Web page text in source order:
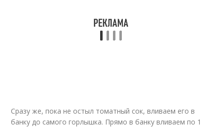
Сразу же, пока не остыл томатный сок, вливаем его в
банку до самого горлышка. Прямо в банку вливаем по 1